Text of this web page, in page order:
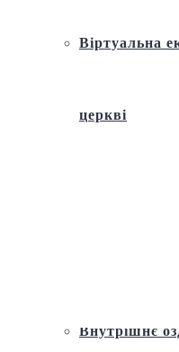
Віртуальна
церкві
Внутрішнє